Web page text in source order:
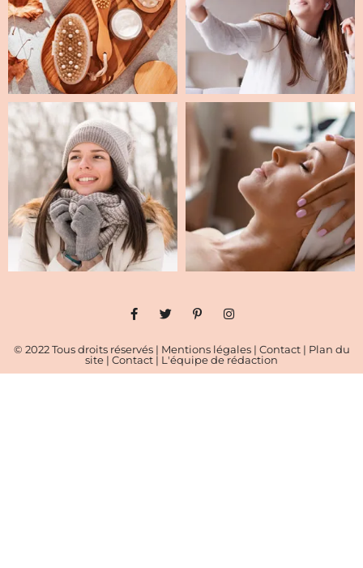
© 2022 Tous droits réservés | Mentions légales| Contact| Plan du
site | Contact | L'équipe de rédaction